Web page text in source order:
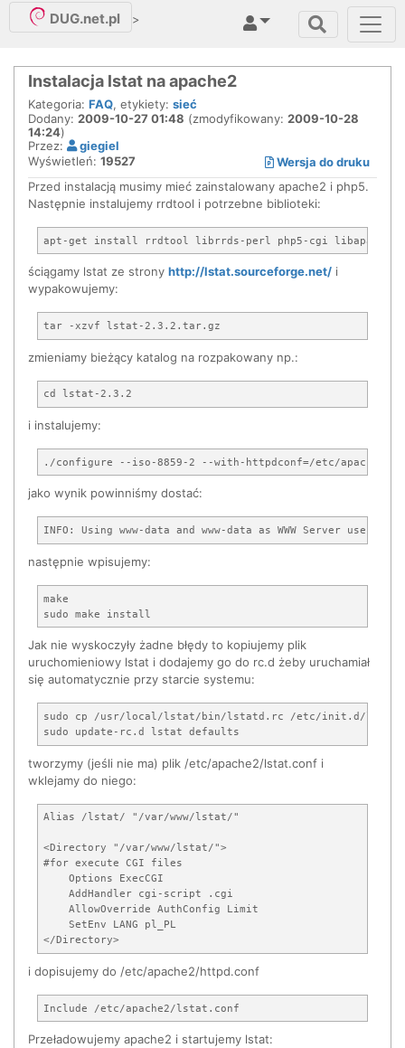
DUG.net.pl >
Instalacja lstat na apache2
Kategoria: FAQ, etykiety: sieć
Dodany: 2009-10-27 01:48 (zmodyfikowany: 2009-10-28
14:24)
Przez:
giegiel
Wersja do druku
Wyświetleń: 19527
Przed instalacją musimy mieć zainstalowany apache2 i php5.
Następnie instalujemy rrdtool i potrzebne biblioteki:
ściągamy lstat ze strony http://lstat.sourceforge.net/ i
wypakowujemy:
zmieniamy bieżący katalog na rozpakowany np.:
i instalujemy:
jako wynik powinniśmy dostać:
następnie wpisujemy:
make
Jak nie wyskoczyły żadne błędy to kopiujemy plik
uruchomieniowy lstat i dodajemy go do rc.d żeby uruchamiał
się automatycznie przy starcie systemu:
sudo cp /usr/local/lstat/bin/lstatd.rc /etc/init.d/lstat
tworzymy (jeśli nie ma) plik /etc/apache2/lstat.conf i
wklejamy do niego:
Alias /lstat/ "/var/www/lstat/"
<Directory "/var/www/lstat/">
#for execute CGI files
    Options ExecCGI
    AddHandler cgi-script .cgi
    AllowOverride AuthConfig Limit
    SetEnv LANG pl_PL
i dopisujemy do /etc/apache2/httpd.conf
Przeładowujemy apache2 i startujemy lstat: